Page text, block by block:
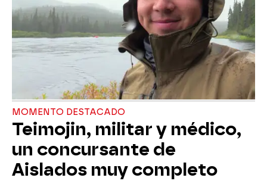
MOMENTO DESTACADO
Teimojin, militar y médico,
un concursante de
Aislados muy completo